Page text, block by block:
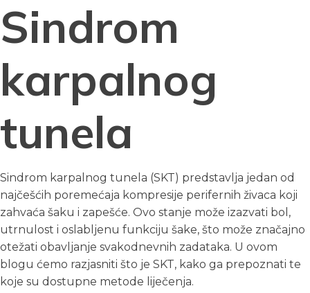
Sindrom
karpalnog
tunela
Sindrom karpalnog tunela (SKT) predstavlja jedan od
najčešćih poremećaja kompresije perifernih živaca koji
zahvaća šaku i zapešće. Ovo stanje može izazvati bol,
utrnulost i oslabljenu funkciju šake, što može značajno
otežati obavljanje svakodnevnih zadataka. U ovom
blogu ćemo razjasniti što je SKT, kako ga prepoznati te
koje su dostupne metode liječenja.